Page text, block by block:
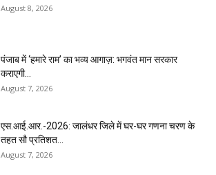
August 8, 2026
पंजाब में ‘हमारे राम’ का भव्य आगाज़: भगवंत मान सरकार
कराएगी...
August 7, 2026
एस.आई.आर.-2026: जालंधर जिले में घर-घर गणना चरण के
तहत सौ प्रतिशत...
August 7, 2026